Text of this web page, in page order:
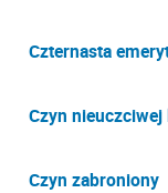
Czternasta
Czyn
Czyn zabroniony